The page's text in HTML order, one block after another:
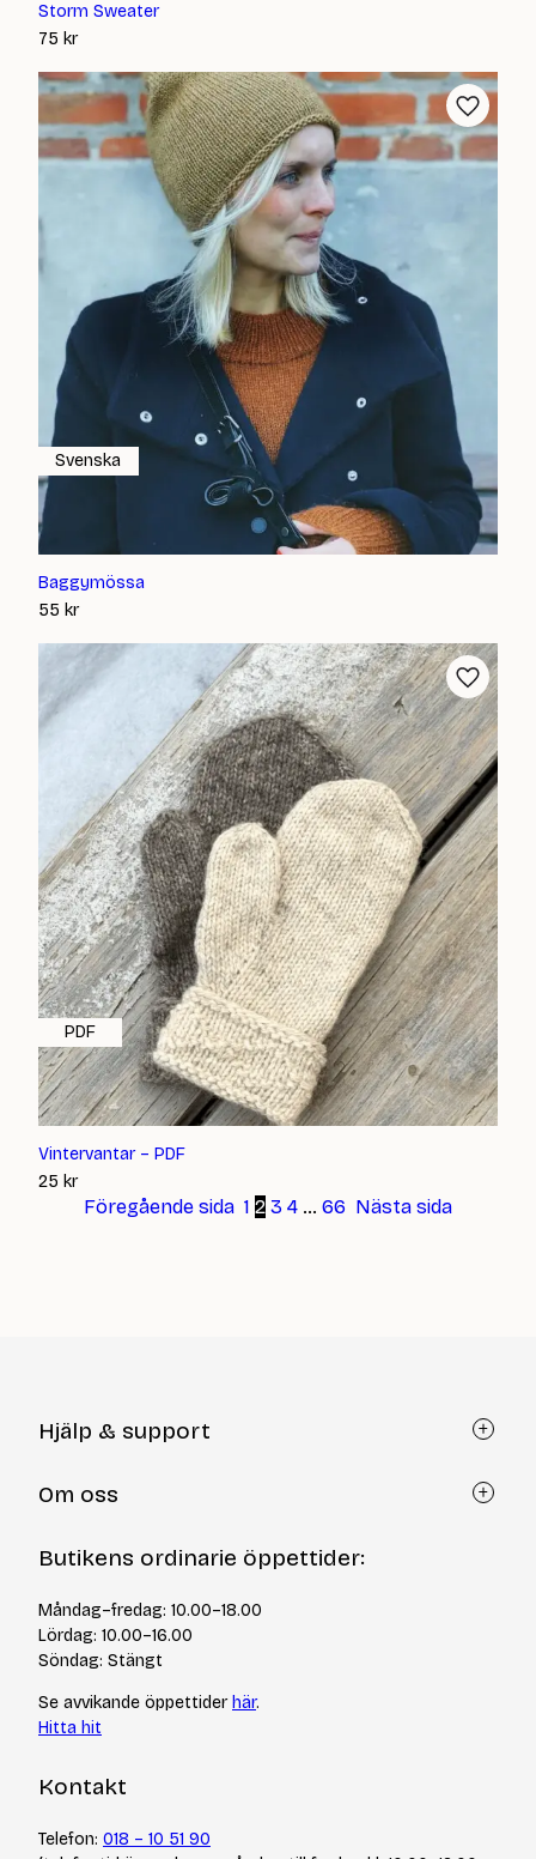
Storm Sweater
75 kr
Baggymössa
55 kr
Svenska
Vintervantar – PDF
25 kr
PDF
Föregående sida 1 2 3 4 … 66 Nästa sida
Hjälp & support
Återköp via formulär
Frågor och svar
Cookiepolicy
Integritetspolicy
Om oss
Om Yllotyll
Kurser & events
Tips & tekniker
Varumärken
Jobba hos oss
Butikens ordinarie öppettider:
Måndag–fredag: 10.00–18.00
Lördag: 10.00–16.00
Söndag: Stängt
Se avvikande öppettider här.
Hitta hit
Kontakt
Telefon: 018 – 10 51 90